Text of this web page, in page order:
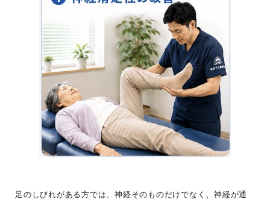
足のしびれがある方では、神経そのものだけでなく、神経が通